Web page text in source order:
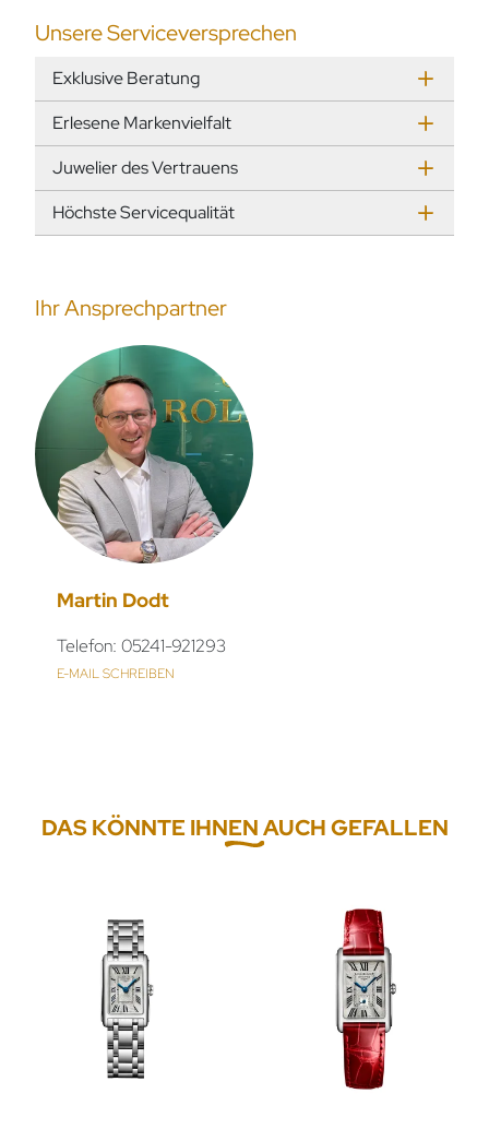
Ihr Ansprechpartner
Martin Dodt
Telefon: 05241-921293
E-MAIL SCHREIBEN
Unsere Serviceversprechen
Exklusive Beratung
Erlesene Markenvielfalt
Juwelier des Vertrauens
Höchste Servicequalität
DAS KÖNNTE IHNEN AUCH GEFALLEN